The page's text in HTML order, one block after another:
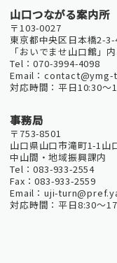
山口つながる案内所
〒103-0027
東京都中央区日本橋2-
「おいでませ山口館」内
Tel：070-3994-4098
Email：contact@ymg-
対応時間：平日10:30～
事務局
〒753-8501
山口県山口市滝町1-1山
中山間・地域振興課内
Tel：083-933-2554
Fax：083-933-2559
Email：uji-
対応時間：平日8:30～